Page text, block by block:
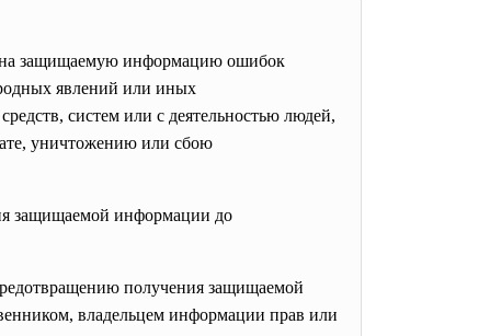
на защищаемую информацию ошибок
явлений или иных
систем или с деятельностью людей,
уничтожению или сбою
защищаемой информации до
получения защищаемой
владельцем информации прав или